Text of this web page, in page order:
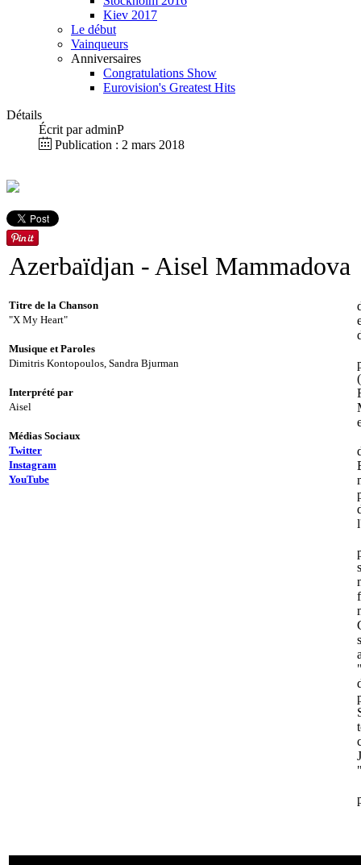
Kiev 2017
Le début
Vainqueurs
Anniversaires
Congratulations Show
Eurovision's Greatest Hits
Détails
Écrit paradminP
Publication : 2 mars 2018
Azerbaïdjan - Aisel Mammadova
Titre de la Chanson
"X My Heart"
Musique et Paroles
Dimitris Kontopoulos, Sandra Bjurman
Interprété par
Aisel
Médias Sociaux
Twitter
Instagram
YouTube